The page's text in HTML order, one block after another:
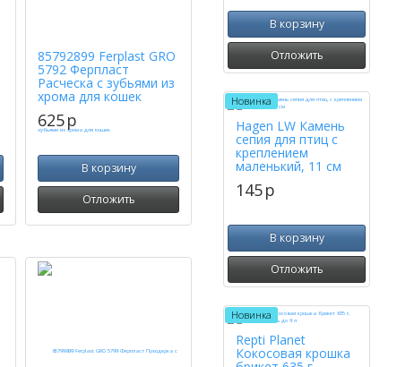
85792899 Ferplast GRO
5792 Ферпласт
Расческа с зубьями из
хрома для кошек
625p
В корзину
Отложить
В корзину
Отложить
Новинка
Hagen LW Камень
сепия для птиц с
креплением
маленький, 11 см
145p
В корзину
Отложить
Новинка
Repti Planet
Кокосовая крошка